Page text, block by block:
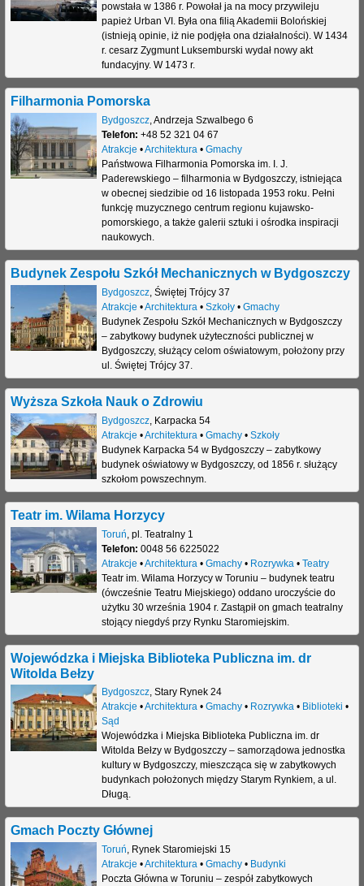
powstała w 1386 r. Powołał ja na mocy przywileju
papież Urban VI. Była ona filią Akademii Bolońskiej
(istnieją opinie, iż nie podjęła ona działalności). W 1434
r. cesarz Zygmunt Luksemburski wydał nowy akt
fundacyjny. W 1473 r.
Filharmonia Pomorska
Bydgoszcz,Andrzeja Szwalbego 6
Telefon: +48 52 321 04 67
Atrakcje •Architektura• Gmachy
Państwowa Filharmonia Pomorska im. I. J.
Paderewskiego – filharmonia w Bydgoszczy, istniejąca
w obecnej siedzibie od 16 listopada 1953 roku. Pełni
funkcję muzycznego centrum regionu kujawsko-
pomorskiego, a także galerii sztuki i ośrodka inspiracji
naukowych.
Budynek Zespołu Szkół Mechanicznych w Bydgoszczy
Bydgoszcz, Świętej Trójcy 37
Atrakcje •Architektura • Szkoły• Gmachy
Budynek Zespołu Szkół Mechanicznych w Bydgoszczy
– zabytkowy budynek użyteczności publicznej w
Bydgoszczy, służący celom oświatowym, położony przy
ul. Świętej Trójcy 37.
Wyższa Szkoła Nauk o Zdrowiu
Bydgoszcz, Karpacka 54
Atrakcje •Architektura • Gmachy• Szkoły
Budynek Karpacka 54 w Bydgoszczy – zabytkowy
budynek oświatowy w Bydgoszczy, od 1856 r. służący
szkołom powszechnym.
Teatr im. Wilama Horzycy
Toruń pl. Teatralny 1
Telefon: 0048 56 6225022
Atrakcje •Architektura • Gmachy• Rozrywka • Teatry
Teatr im. Wilama Horzycy w Toruniu – budynek teatru
(ówcześnie Teatru Miejskiego) oddano uroczyście do
użytku 30 września 1904 r. Zastąpił on gmach teatralny
stojący niegdyś przy Rynku Staromiejskim.
Wojewódzka i Miejska Biblioteka Publiczna im. dr
Witolda Bełzy
Bydgoszcz, Stary Rynek 24
Atrakcje •Architektura• Gmachy• Rozrywka• Biblioteki •
Sąd
Wojewódzka i Miejska Biblioteka Publiczna im. dr
Witolda Bełzy w Bydgoszczy – samorządowa jednostka
kultury w Bydgoszczy, mieszcząca się w zabytkowych
budynkach położonych między Starym Rynkiem, a ul.
Długą.
Gmach Poczty Głównej
Toruń, Rynek Staromiejski 15
Atrakcje •Architektura• Gmachy• Budynki
Poczta Główna w Toruniu – zespół zabytkowych